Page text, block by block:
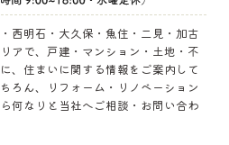
西明石・大久保・魚住・二見・加古
アで、戸建・マンション・土地・不
、住まいに関する情報をご案内して
ろん、リフォーム・リノベーション
何なりと当社へご相談・お問い合わ